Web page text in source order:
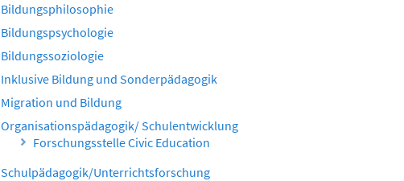
Bildungsphilosophie
Bildungspsychologie
Bildungssoziologie
Inklusive Bildung und Sonderpädagogik
Migration und Bildung
Organisationspädagogik/ Schulentwicklung
Forschungsstelle Civic Education
Schulpädagogik/Unterrichtsforschung